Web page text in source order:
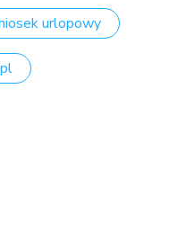
urlopowy